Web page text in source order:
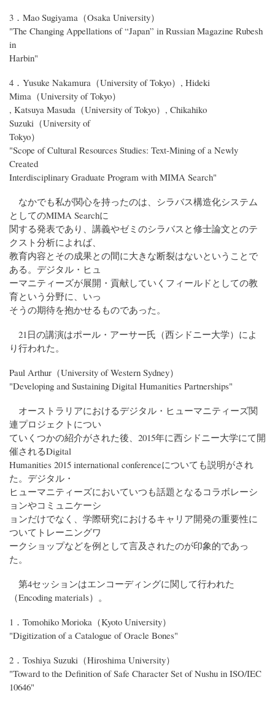
3．Mao Sugiyama（Osaka University）
"The Changing Appellations of “Japan” in Russian Magazine Rubesh
in
Harbin"
4．Yusuke Nakamura（University of Tokyo）, Hideki
Mima（University of Tokyo）
, Katsuya Masuda（University of Tokyo）, Chikahiko
Suzuki（University of
Tokyo）
"Scope of Cultural Resources Studies: Text-Mining of a Newly
Created
Interdisciplinary Graduate Program with MIMA Search"
なかでも私が関心を持ったのは、シラバス構造化システム
としてのMIMA Searchに
関する発表であり、講義やゼミのシラバスと修士論文とのテ
クスト分析によれば、
教育内容とその成果との間に大きな断裂はないということで
ある。デジタル・ヒュ
ーマニティーズが展開・貢献していくフィールドとしての教
育という分野に、いっ
そうの期待を抱かせるものであった。
21日の講演はポール・アーサー氏（西シドニー大学）によ
り行われた。
Paul Arthur（University of Western Sydney）
"Developing and Sustaining Digital Humanities Partnerships"
オーストラリアにおけるデジタル・ヒューマニティーズ関
連プロジェクトについ
ていくつかの紹介がされた後、2015年に西シドニー大学にて開
催されるDigital
Humanities 2015 international conferenceについても説明がされ
た。デジタル・
ヒューマニティーズにおいていつも話題となるコラボレーシ
ョンやコミュニケーシ
ョンだけでなく、学際研究におけるキャリア開発の重要性に
ついてトレーニングワ
ークショップなどを例として言及されたのが印象的であっ
た。
第4セッションはエンコーディングに関して行われた
（Encoding materials）。
1．Tomohiko Morioka（Kyoto University）
"Digitization of a Catalogue of Oracle Bones"
2．Toshiya Suzuki（Hiroshima University）
"Toward to the Definition of Safe Character Set of Nushu in ISO/IEC
10646"